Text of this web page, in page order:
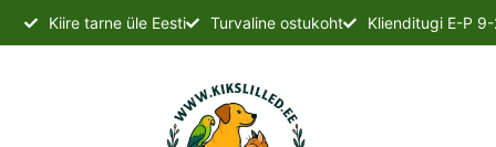
Kiire tarne üle Eesti Turvaline ostukoht Klienditugi E-P 9-